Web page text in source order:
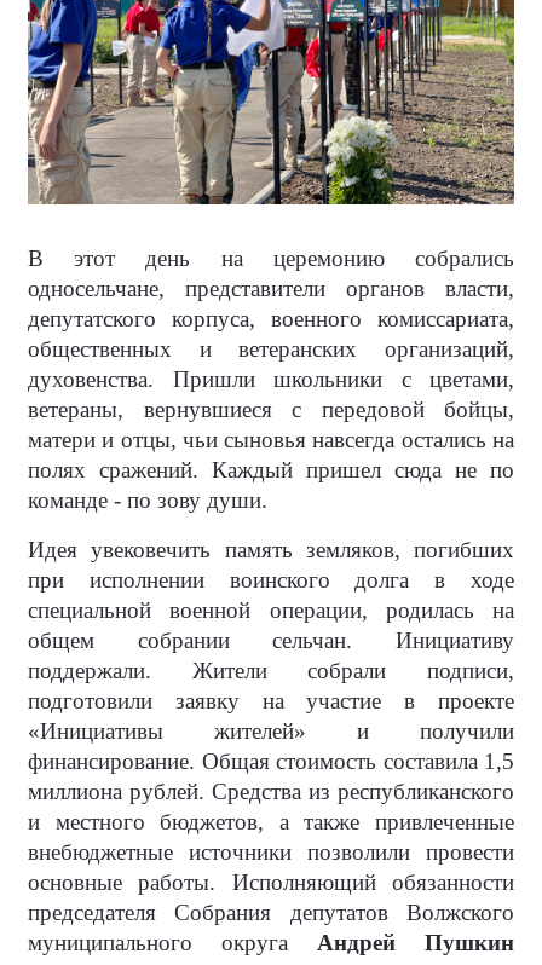
В этот день на церемонию собрались
односельчане, представители органов власти,
депутатского корпуса, военного комиссариата,
общественных и ветеранских организаций,
духовенства. Пришли школьники с цветами,
ветераны, вернувшиеся с передовой бойцы,
матери и отцы, чьи сыновья навсегда остались на
полях сражений. Каждый пришел сюда не по
команде - по зову души.
Идея увековечить память земляков, погибших
при исполнении воинского долга в ходе
специальной военной операции, родилась на
общем собрании сельчан. Инициативу
поддержали. Жители собрали подписи,
подготовили заявку на участие в проекте
«Инициативы жителей» и получили
финансирование. Общая стоимость составила 1,5
миллиона рублей. Средства из республиканского
и местного бюджетов, а также привлеченные
внебюджетные источники позволили провести
основные работы. Исполняющий обязанности
председателя Собрания депутатов Волжского
муниципального округа Андрей Пушкин